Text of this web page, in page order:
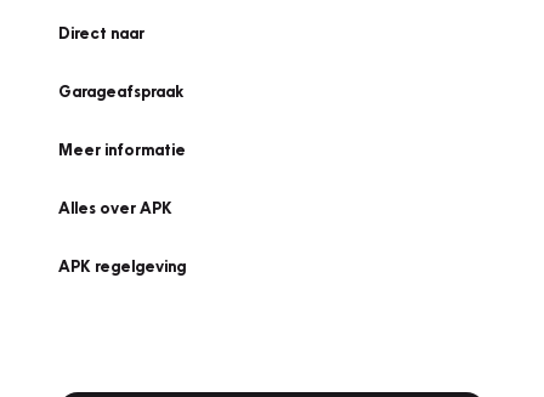
Direct naar
Garageafspraak
Meer informatie
Alles over APK
APK regelgeving